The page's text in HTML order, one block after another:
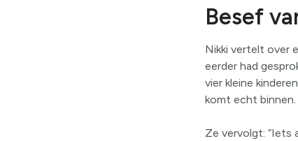
Besef
Nikki vertelt over
eerder had
vier kleine
komt echt binnen.
Ze vervolgt: “Iets